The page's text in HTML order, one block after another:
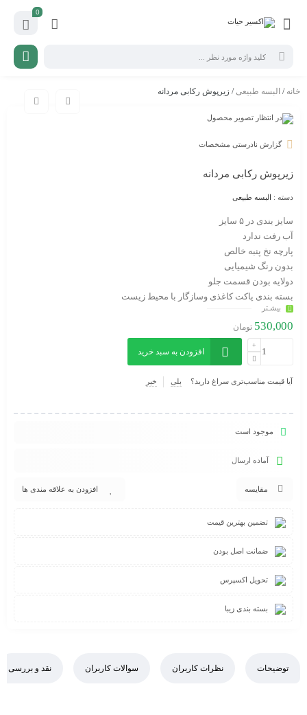
0
خانه / البسه طبیعی / زیرپوش رکابی مردانه
گزارش نادرستی مشخصات
زیرپوش رکابی مردانه
دسته : البسه طبیعی
سایز بندی در ۵ سایز
آب رفت ندارد
پارچه نخ پنبه خالص
بدون رنگ شیمیایی
دولایه بودن قسمت جلو
بسته بندی پاکت کاغذی وسازگار با محیط زیست
شستشو:
با آب داغ نباشد
همراه سایر لباسهای رنگی نباشد
ترجیحا با مایع لباسشویی مناسب تر است
بیشـتر
530,000 تومان
افزودن به سبد خرید
آیا قیمت مناسب‌تری سراغ دارید؟ بلی خیر
موجود است
آماده ارسال
مقایسه افزودن به علاقه مندی ها
تضمین بهترین قیمت
ضمانت اصل بودن
تحویل اکسپرس
بسته بندی زیبا
توضیحات نظرات کاربران سوالات کاربران نقد و بررسی